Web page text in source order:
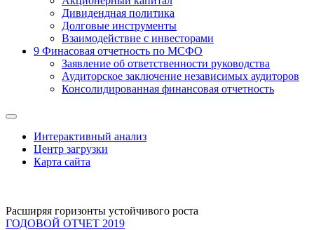
Дивидендная политика
Долговые инструменты
Взаимодействие с инвеcторами
9 Финасовая отчетность по МСФО
Заявление об ответственности руководства
Аудиторское заключение независимых аудиторов
Консолидированная финансовая отчетность
Интерактивный анализ
Центр загрузки
Карта сайта
Расширяя горизонты устойчивого роста
ГОДОВОЙ ОТЧЕТ 2019